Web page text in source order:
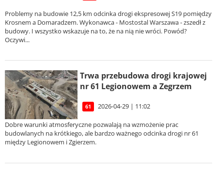
Problemy na budowie 12,5 km odcinka drogi ekspresowej S19 pomiędzy
Krosnem a Domaradzem. Wykonawca - Mostostal Warszawa - zszedł z
budowy. I wszystko wskazuje na to, że na nią nie wróci. Powód?
Oczywi...
Trwa przebudowa drogi krajowej
nr 61 Legionowem a Zegrzem
61 2026-04-29 | 11:02
Dobre warunki atmosferyczne pozwalają na wzmożenie prac
budowlanych na krótkiego, ale bardzo ważnego odcinka drogi nr 61
między Legionowem i Zgierzem.